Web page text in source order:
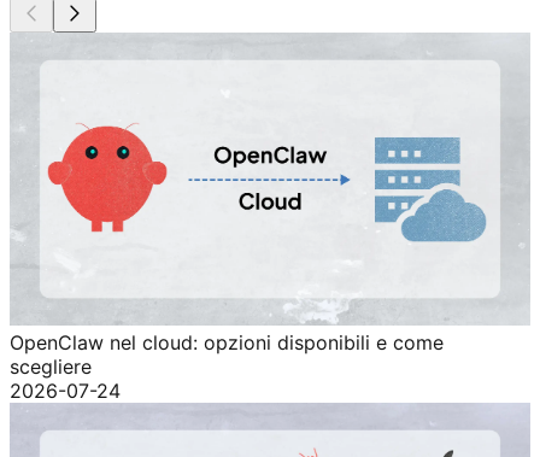
OpenClaw nel cloud: opzioni disponibili e come
scegliere
2026-07-24